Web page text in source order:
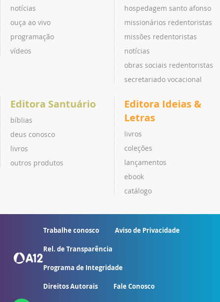
notícias
ouça ao vivo
programação
vídeos
hospedagem santo afonso
missionários redentoristas
missões redentoristas
notícias
obras sociais redentoristas
secretariado vocacional
Editora Santuário
bíblias
deus conosco
livros
outros produtos
Editora Ideias &
Letras
livros
coleções
lançamentos
ebook
catálogo
Trabalhe conosco Aviso de Privacidade
Rel. de Transparência
Programa de Integridade
Direitos Autorais Fale Conosco